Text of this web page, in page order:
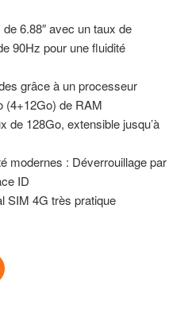
6.88″ avec un taux de
90Hz pour une fluidité
grâce à un processeur
(4+12Go) de RAM
de 128Go, extensible jusqu’à
modernes : Déverrouillage par
ID
SIM 4G très pratique